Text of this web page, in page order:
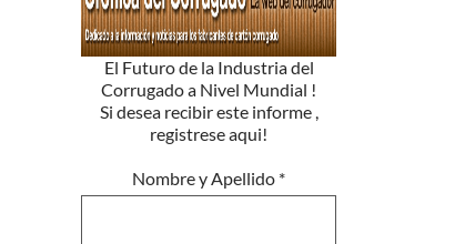
El Futuro de la Industria del
Corrugado a Nivel Mundial !
Si desea recibir este informe ,
registrese aqui!
Nombre y Apellido *